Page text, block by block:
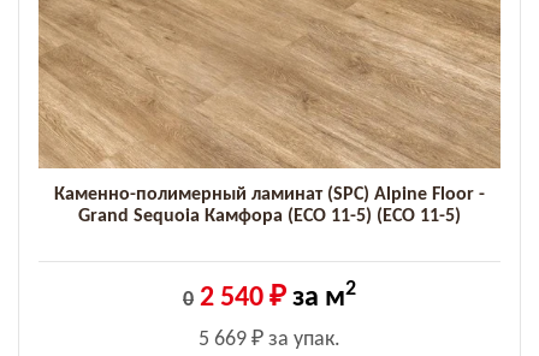
Каменно-полимерный ламинат (SPC) Alpine Floor -
Grand Sequoia Камфора (ECO 11-5) (ECO 11-5)
0 2 540 ₽ за м2
5 669 ₽ за упак.